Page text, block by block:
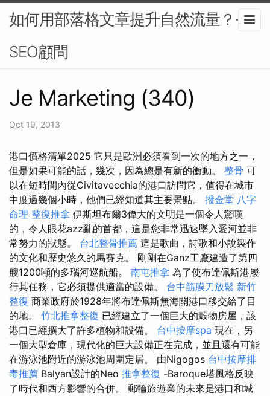
如何用部落格文章提升自然流量？-
SEO顧問
Je Marketing (340)
Oct 19, 2013
港口價格清單2025 它只是歐洲必須看到一次的地方之一，
但是如果可能的話，幾次，因為總是有新的衝動。 整骨 可
以在短時間內從Civitavecchia的港口訪問它，值得在城市
中度過幾個小時，他們已經知道其主要景點。 撥金堂 八字
命理 整復推拿 伊斯坦布爾3偉大的文明是一個令人驚嘆
的，令人眼花azz亂的首都，這是您非常迅速墜入愛河並非
常努力的狀態。 台北整骨推薦 這是歌曲，詩歌和小說製作
的文化和歷史悠久的馬賽克。 剛剛在Ganz工廠建造了第四
艘1200噸的多瑙河巡航船。 南屯推拿 為了使布達佩斯港履
行其任務，它必須提供適當的設備。 台中筋膜刀放鬆 新竹
整復 商業政府於1928年將布達佩斯無海關港口移交給了目
的地。 竹北推拿整復 已經建立了一個巨大的穀物房屋，該
港口已經擴大了許多植物和設備。 台中按摩spa 現在，另
一個大型倉庫，現代化的巨大設備正在完成，並且還有可能
在游泳池附近的游泳池周圍定居。 由Nigogos 台中按摩排
毒推薦 Balyan設計的Neo 推拿整復 -Baroque塔風格反映
了時代和西方影響的合併。 郵輪旅遊業的未來是港口和城